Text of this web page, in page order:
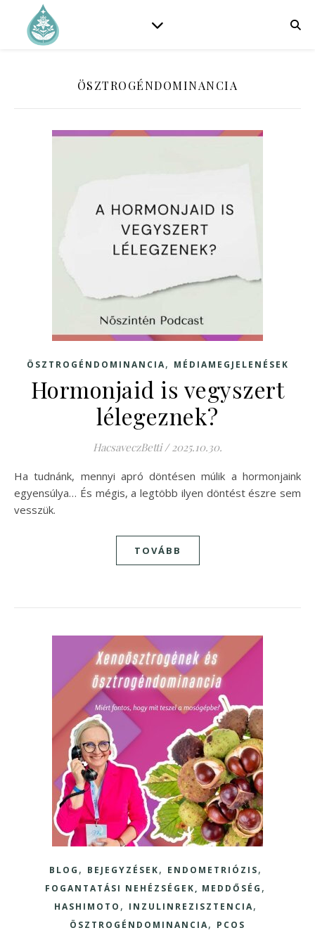
ÖSZTROGÉNDOMINANCIA
ÖSZTROGÉNDOMINANCIA, MÉDIAMEGJELENÉSEK
Hormonjaid is vegyszert
lélegeznek?
HacsaveczBetti / 2025.10.30.
Ha tudnánk, mennyi apró döntésen múlik a hormonjaink
egyensúlya… És mégis, a legtöbb ilyen döntést észre sem
vesszük.
TOVÁBB
BLOG , BEJEGYZÉSEK, ENDOMETRIÓZIS,
FOGANTATÁSI NEHÉZSÉGEK, MEDDŐSÉG ,
HASHIMOTO , INZULINREZISZTENCIA,
ÖSZTROGÉNDOMINANCIA, PCOS